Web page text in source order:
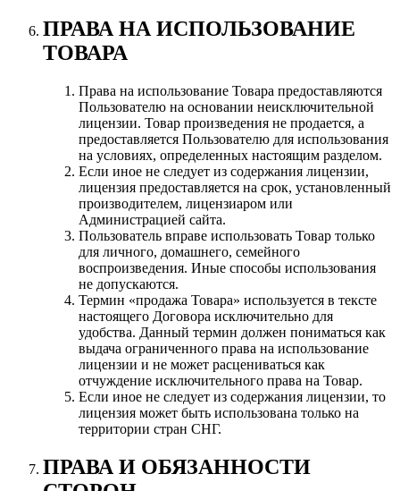
ПРАВА НА ИСПОЛЬЗОВАНИЕ
ТОВАРА
Права на использование Товара предоставляются
Пользователю на основании неисключительной
лицензии. Товар произведения не продается, а
предоставляется Пользователю для использования
на условиях, определенных настоящим разделом.
Если иное не следует из содержания лицензии,
лицензия предоставляется на срок, установленный
производителем, лицензиаром или
Администрацией сайта.
Пользователь вправе использовать Товар только
для личного, домашнего, семейного
воспроизведения. Иные способы использования
не допускаются.
Термин «продажа Товара» используется в тексте
настоящего Договора исключительно для
удобства. Данный термин должен пониматься как
выдача ограниченного права на использование
лицензии и не может расцениваться как
отчуждение исключительного права на Товар.
Если иное не следует из содержания лицензии, то
лицензия может быть использована только на
территории стран СНГ.
ПРАВА И ОБЯЗАННОСТИ